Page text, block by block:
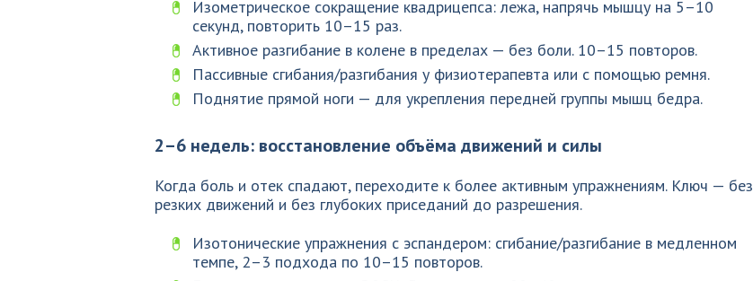
Изометрическое сокращение квадрицепса: лежа, напрячь мышцу на 5–10
секунд, повторить 10–15 раз.
Активное разгибание в колене в пределах — без боли. 10–15 повторов.
Пассивные сгибания/разгибания у физиотерапевта или с помощью ремня.
Поднятие прямой ноги — для укрепления передней группы мышц бедра.
2–6 недель: восстановление объёма движений и силы
Когда боль и отек спадают, переходите к более активным упражнениям. Ключ — без
резких движений и без глубоких приседаний до разрешения.
Изотонические упражнения с эспандером: сгибание/разгибание в медленном
темпе, 2–3 подхода по 10–15 повторов.